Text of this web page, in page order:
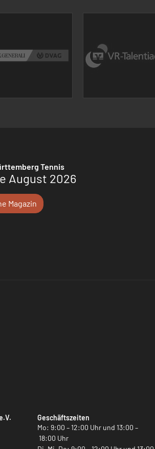
Tennis
August 2026
Magazin
Geschäftszeiten
Mo: 9:00 – 12:00 Uhr und 13:00 –
18:00 Uhr